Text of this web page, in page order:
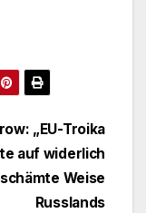
„EU-Troika
auf widerlich
Weise
Russlands